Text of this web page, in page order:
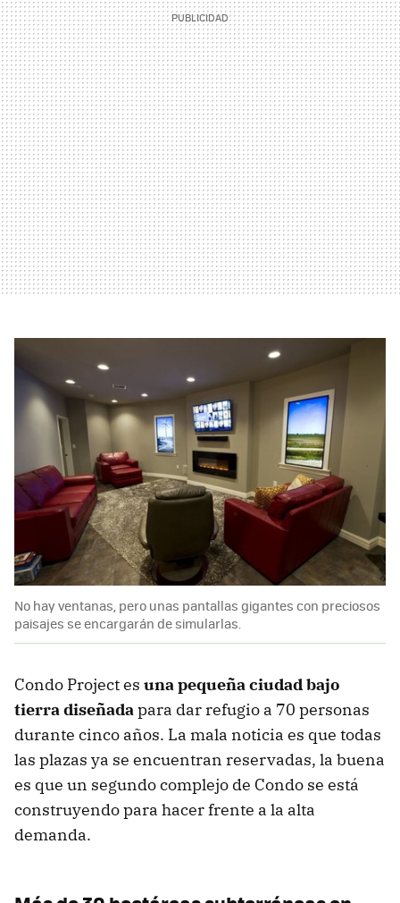
No hay ventanas, pero unas pantallas gigantes con preciosos
paisajes se encargarán de simularlas.
Condo Project es una pequeña ciudad bajo
tierra diseñadapara dar refugio a 70 personas
durante cinco años. La mala noticia es que todas
las plazas ya se encuentran reservadas, la buena
es que un segundo complejo de Condo se está
construyendo para hacer frente a la alta
demanda.